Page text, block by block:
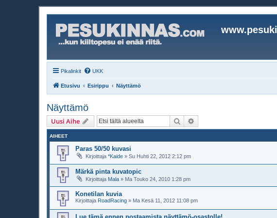
Pikalinkit UKK
Etusivu Esirippu Näyttämö
Näyttämö
Uusi Aihe Etsi
AIHEET
Paras 50/50 kuvasi
Kirjoittaja *Kaide » Su Huhti 22, 2012 2:12 pm
Märkä pinta kuvatopic
Kirjoittaja Mala » Ma Touko 24, 2010 1:28 pm
Konetilan kuvia
Kirjoittaja RoadRacing » Ma Kesä 11, 2012 11:08 pm